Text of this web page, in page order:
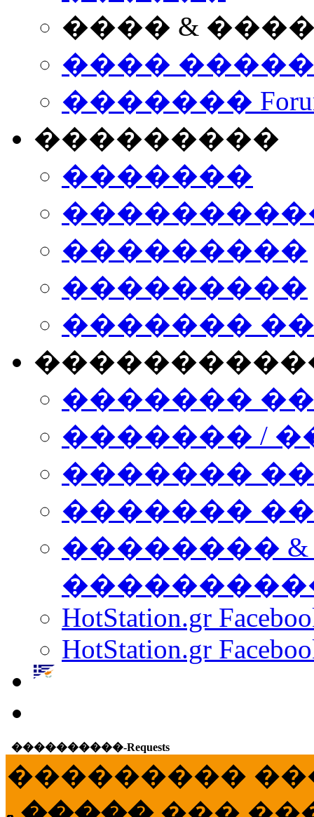
���� &
����
�������
���������
�������
���������
���������
�������
�������
������� /
�������
������� ���
��������
HotStation.gr
HotStation.gr
����������-Requests
���������